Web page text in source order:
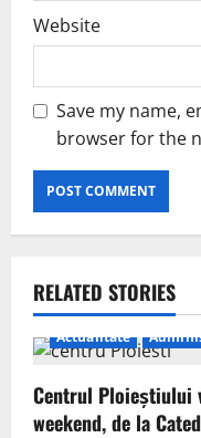
Website
Save my name,
browser for the
RELATED STORIES
Actualitate
Centrul Ploieștiului
weekend, de la